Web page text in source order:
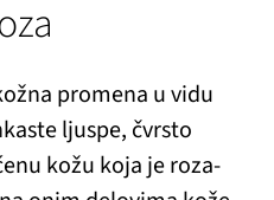
promena u vidu
ljuspe, čvrsto
kožu koja je roza-